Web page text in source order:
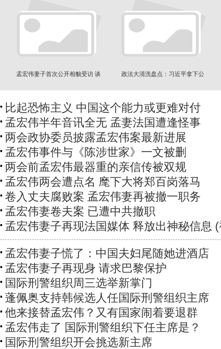
孟宏伟妻子首次公开相貌受访 谈
政法大清洗盘点：习近平拿下公
比起恐怖主义 中国这个能力或更难对付
孟宏伟半年音讯全无 孟妻法国遭逢怪事
两会政协委员披露孟宏伟案最新进展
孟宏伟事件与《陈涉世家》一文被删
两会前孟宏伟最器重的亲信传被双规
孟宏伟两会遭点名 麾下大将郑百岗落马
卷入丈夫腐败案 孟宏伟妻再被撤一职务
孟宏伟妻卷夫案 已遭中共撤职
孟宏伟妻子再现法国媒体 释放出神秘信息
孟宏伟妻子慌了：中国夫妇尾随她进酒店
孟宏伟妻子再现身 请求巴黎保护
国际刑警组织周三选举新掌门
蓬佩奥支持韩候选人任国际刑警组织主席
他来接替孟宏伟？又有国家闹着要退群
孟宏伟走了 国际刑警组织下任主席是？
国际刑警组织开会挑选新主席